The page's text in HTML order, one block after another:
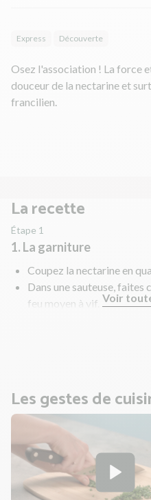
Express Découverte
Osez l'association ! La force
douceur de la nectarine et
francilien.
La recette
Étape 1
1. La garniture
Coupez la nectarine en
Dans une sauteuse,
feu moyen à vif. Voir
Les gestes de